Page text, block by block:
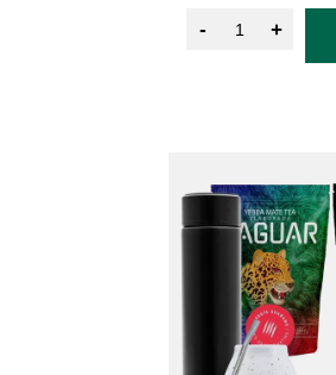
- +